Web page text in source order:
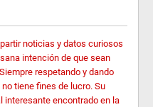
noticias y datos curiosos
intención de que sean
respetando y dando
tiene fines de lucro. Su
interesante encontrado en la